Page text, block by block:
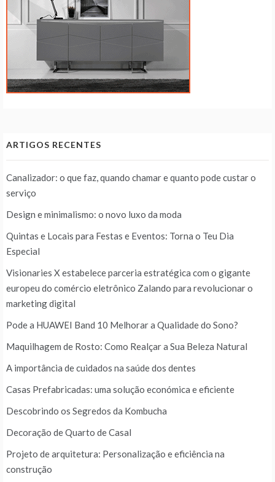
ARTIGOS RECENTES
Canalizador: o que faz, quando chamar e quanto pode custar o
serviço
Design e minimalismo: o novo luxo da moda
Quintas e Locais para Festas e Eventos: Torna o Teu Dia
Especial
Visionaries X estabelece parceria estratégica com o gigante
europeu do comércio eletrônico Zalando para revolucionar o
marketing digital
Pode a HUAWEI Band 10 Melhorar a Qualidade do Sono?
Maquilhagem de Rosto: Como Realçar a Sua Beleza Natural
A importância de cuidados na saúde dos dentes
Casas Prefabricadas: uma solução económica e eficiente
Descobrindo os Segredos da Kombucha
Decoração de Quarto de Casal
Projeto de arquitetura: Personalização e eficiência na
construção